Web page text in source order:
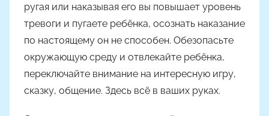
ругая или наказывая его вы повышает уровень
тревоги и пугаете ребёнка, осознать наказание
по настоящему он не способен. Обезопасьте
окружающую среду и отвлекайте ребёнка,
переключайте внимание на интересную игру,
сказку, общение. Здесь всё в ваших руках.